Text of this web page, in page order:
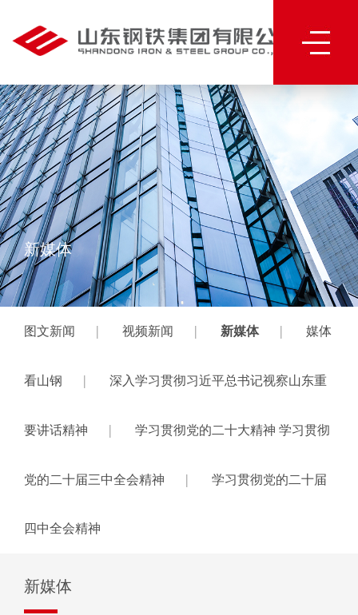
新媒体
图文新闻 | 视频新闻 | 新媒体 | 媒体
看山钢 | 深入学习贯彻习近平总书记视察山东重
要讲话精神 | 学习贯彻党的二十大精神 学习贯彻
党的二十届三中全会精神 | 学习贯彻党的二十届
四中全会精神
新媒体